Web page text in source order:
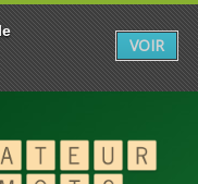
VOIR